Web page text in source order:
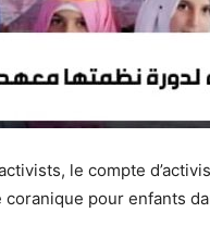
le compte
pour enfants